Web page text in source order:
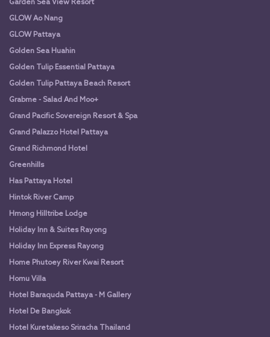
Garden Sea View Resort
GLOW Ao Nang
GLOW Pattaya
Golden Sea Huahin
Golden Tulip Essential Pattaya
Golden Tulip Pattaya Beach Resort
Grabme - Salad And Moo+
Grand Pacific Sovereign Resort & Spa
Grand Palazzo Hotel Pattaya
Grand Richmond Hotel
Greenhills
Has Pattaya Hotel
Hintok River Camp
Hmong Hilltribe Lodge
Holiday Inn & Suites Rayong
Holiday Inn Express Rayong
Home Phutoey River Kwai Resort
Homu Villa
Hotel Baraquda Pattaya - M Gallery
Hotel De Bangkok
Hotel Kuretakeso Sriracha Thailand